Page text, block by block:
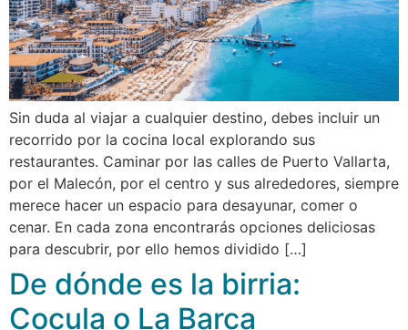
Sin duda al viajar a cualquier destino, debes incluir un
recorrido por la cocina local explorando sus
restaurantes. Caminar por las calles de Puerto Vallarta,
por el Malecón, por el centro y sus alrededores, siempre
merece hacer un espacio para desayunar, comer o
cenar. En cada zona encontrarás opciones deliciosas
para descubrir, por ello hemos dividido […]
De dónde es la birria:
Cocula o La Barca